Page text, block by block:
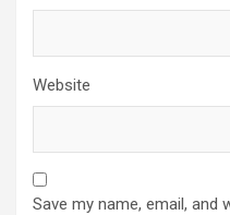
Website
Save my name, email,